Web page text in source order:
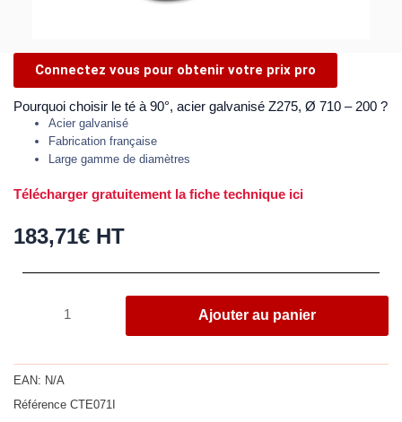
Connectez vous pour obtenir votre prix pro
Pourquoi choisir le té à 90°, acier galvanisé Z275, Ø 710 – 200 ?
Acier galvanisé
Fabrication française
Large gamme de diamètres
Télécharger gratuitement la fiche technique ici
183,71€ HT
à
acier
Ajouter au panier
EAN: N/A
Référence CTE071I